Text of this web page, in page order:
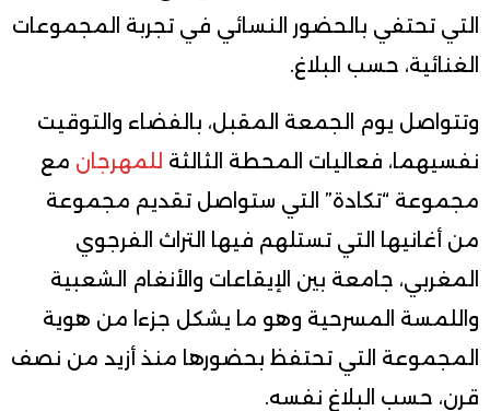
التي تحتفي بالحضور النسائي في تجربة المجموعات
الغنائية، حسب البلاغ.
وتتواصل يوم الجمعة المقبل، بالفضاء والتوقيت
نفسيهما، فعاليات المحطة الثالثة للمهرجان مع
مجموعة “تكادة” التي ستواصل تقديم مجموعة
من أغانيها التي تستلهم فيها التراث الفرجوي
المغربي، جامعة بين الإيقاعات والأنغام الشعبية
واللمسة المسرحية وهو ما يشكل جزءا من هوية
المجموعة التي تحتفظ بحضورها منذ أزيد من نصف
قرن، حسب البلاغ نفسه.